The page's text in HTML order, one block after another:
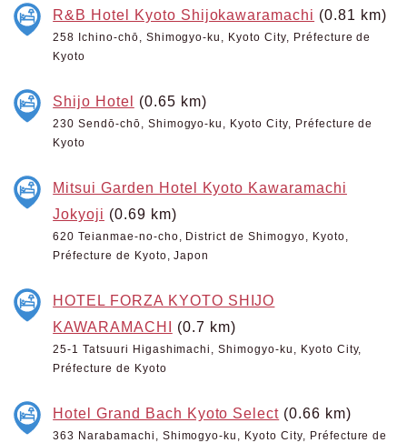
R&B Hotel Kyoto Shijokawaramachi (0.81 km)
258 Ichino-chō, Shimogyo-ku, Kyoto City, Préfecture de
Kyoto
Shijo Hotel (0.65 km)
230 Sendō-chō, Shimogyo-ku, Kyoto City, Préfecture de
Kyoto
Mitsui Garden Hotel Kyoto Kawaramachi
Jokyoji (0.69 km)
620 Teianmae-no-cho, District de Shimogyo, Kyoto,
Préfecture de Kyoto, Japon
HOTEL FORZA KYOTO SHIJO
KAWARAMACHI (0.7 km)
25-1 Tatsuuri Higashimachi, Shimogyo-ku, Kyoto City,
Préfecture de Kyoto
Hotel Grand Bach Kyoto Select (0.66 km)
363 Narabamachi, Shimogyo-ku, Kyoto City, Préfecture de